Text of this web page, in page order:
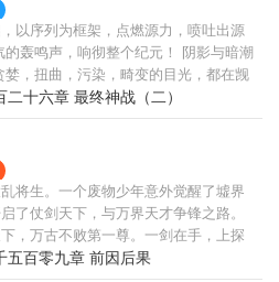
以序列为框架，点燃源力，喷吐出源
轰鸣声，响彻整个纪元！ 阴影与暗潮
，扭曲，污染，畸变的目光，都在觊
新世界。 世界开始变得热闹！ 而某个
声息的苟在角落内。 “我喜欢发育！”
头颅，邪神的骸骨是怎么回事？” “我
育，这就是妨碍我发育的下场！”
二十六章 最终神战（二）
将生。一个废物少年意外觉醒了墟界
了仗剑天下，与万界天才争锋之路。
，万古不败第一尊。一剑在手，上探
，争霸异界，让天下万剑朝宗！
五百零九章 前因后果